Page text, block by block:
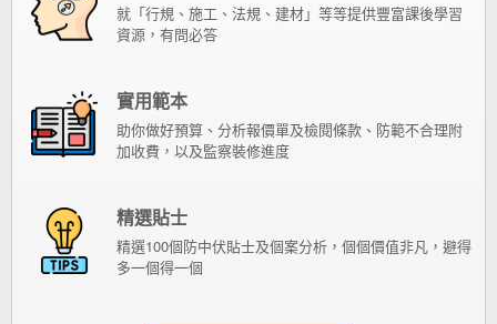
就「行規、施工、法規、建材」等等提供豐富課後學習
資源，有問必答
實用範本
助你做好預算、分析報價單及檢閱條款、防範不合理附
加收費，以及監察裝修進度
精選貼士
精選100個防中伏貼士及個案分析，個個價值非凡，避得
多一個得一個